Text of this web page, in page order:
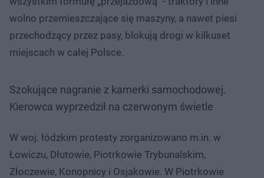
wolno przemieszczające się maszyny, a nawet piesi
przechodzący przez pasy, blokują drogi w kilkuset
miejscach w całej Polsce.
Szokujące nagranie z kamerki samochodowej.
Kierowca wyprzedził na czerwonym świetle
W woj. łódzkim protesty zorganizowano m.in. w
Łowiczu, Dłutowie, Piotrkowie Trybunalskim,
Złoczewie, Konopnicy i Osjakowie. W Piotrkowie